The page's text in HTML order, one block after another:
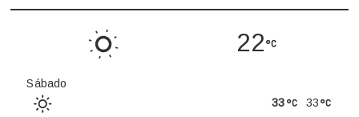
22
Sábado
33
33